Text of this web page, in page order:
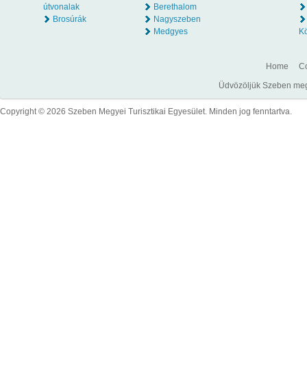
útvonalak
Brosúrák
Berethalom
Nagyszeben
Medgyes
Home
Üdvözöljük Szeben
Copyright © 2026 Szeben Megyei Turisztikai Egyesület. Minden jog fenntartva.